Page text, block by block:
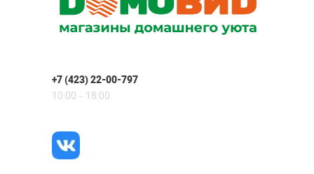
+7 (423) 22-00-797
10:00 – 18:00